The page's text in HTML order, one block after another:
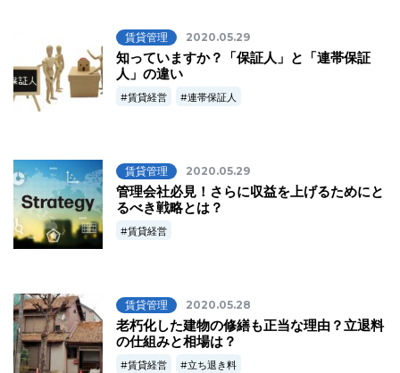
賃貸管理 2020.05.29
知っていますか？「保証人」と「連帯保証
人」の違い
賃貸経営 連帯保証人
賃貸管理 2020.05.29
管理会社必見！さらに収益を上げるためにと
るべき戦略とは？
賃貸経営
賃貸管理 2020.05.28
老朽化した建物の修繕も正当な理由？立退料
の仕組みと相場は？
賃貸経営 立ち退き料